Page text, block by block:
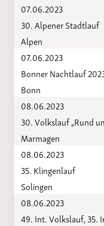
07.06.2023
30. Alpener Stadtlauf
Alpen
07.06.2023
Bonner Nachtlauf
Bonn
08.06.2023
30. Volkslauf „Rund
Marmagen
08.06.2023
35. Klingenlauf
Solingen
08.06.2023
49. Int. Volkslauf, 35.